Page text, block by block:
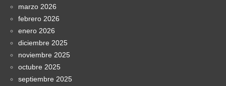
marzo 2026
febrero 2026
enero 2026
diciembre 2025
noviembre 2025
octubre 2025
septiembre 2025